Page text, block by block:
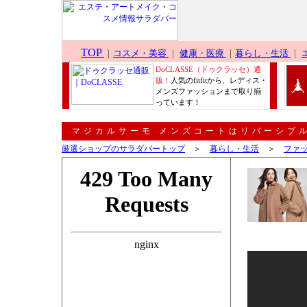
DoCLASSE（ドゥクラッセ）通
販！
人気のfitfitから、レディス・
メンズファッションまで取り揃
っています！
マジカルサーモ メンズコートはリバーシブ
厳選ショップのサラダバートップ＞ 暮らし・生活 ＞ ファ